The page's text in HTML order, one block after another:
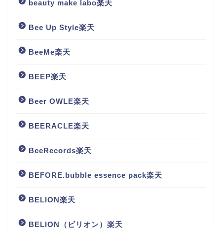
beauty make labo楽天
Bee Up Style楽天
BeeMe楽天
BEEP楽天
Beer OWLE楽天
BEERACLE楽天
BeeRecords楽天
BEFORE.bubble essence pack楽天
BELION楽天
BELION（ビリオン）楽天